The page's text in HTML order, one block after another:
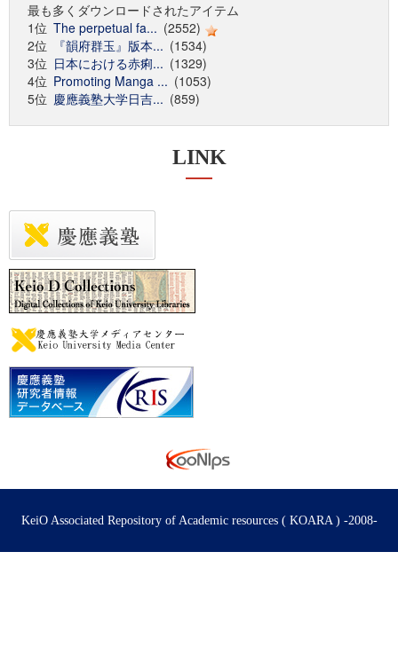
最も多くダウンロードされたアイテム
1位 The perpetual fa... (2552)
2位
『韻府群玉』版本... (1534)
3位 日本における赤痢... (1329)
4位 Promoting Manga ... (1053)
5位 慶應義塾大学日吉... (859)
LINK
KeiO Associated Repository of Academic resources ( KOARA ) -2008-